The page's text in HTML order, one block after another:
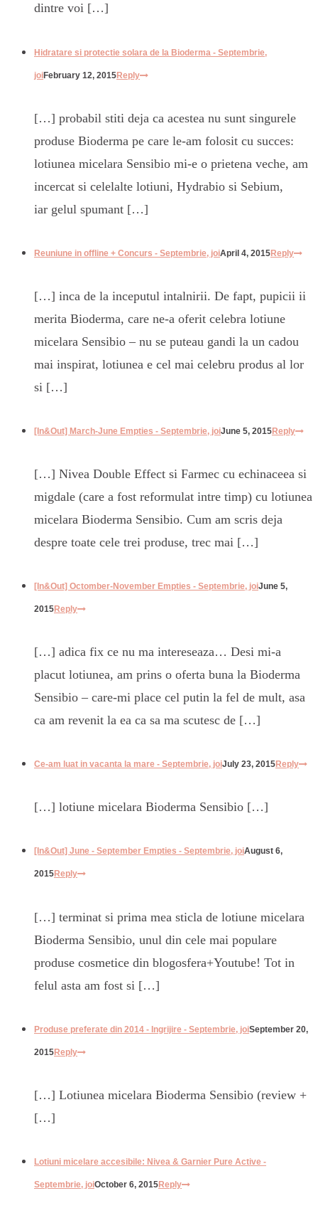
dintre voi […]
Hidratare si protectie solara de la Bioderma - Septembrie,
joiFebruary 12, 2015Reply
[…] probabil stiti deja ca acestea nu sunt singurele
produse Bioderma pe care le-am folosit cu succes:
lotiunea micelara Sensibio mi-e o prietena veche, am
incercat si celelalte lotiuni, Hydrabio si Sebium,
iar gelul spumant […]
Reuniune in offline + Concurs - Septembrie, joiApril 4, 2015Reply
[…] inca de la inceputul intalnirii. De fapt, pupicii ii
merita Bioderma, care ne-a oferit celebra lotiune
micelara Sensibio – nu se puteau gandi la un cadou
mai inspirat, lotiunea e cel mai celebru produs al lor
si […]
[In&Out] March-June Empties - Septembrie, joiJune 5, 2015Reply
[…] Nivea Double Effect si Farmec cu echinaceea si
migdale (care a fost reformulat intre timp) cu lotiunea
micelara Bioderma Sensibio. Cum am scris deja
despre toate cele trei produse, trec mai […]
[In&Out] Octomber-November Empties - Septembrie, joiJune 5,
2015Reply
[…] adica fix ce nu ma intereseaza… Desi mi-a
placut lotiunea, am prins o oferta buna la Bioderma
Sensibio – care-mi place cel putin la fel de mult, asa
ca am revenit la ea ca sa ma scutesc de […]
Ce-am luat in vacanta la mare - Septembrie, joiJuly 23, 2015Reply
[…] lotiune micelara Bioderma Sensibio […]
[In&Out] June - September Empties - Septembrie, joiAugust 6,
2015Reply
[…] terminat si prima mea sticla de lotiune micelara
Bioderma Sensibio, unul din cele mai populare
produse cosmetice din blogosfera+Youtube! Tot in
felul asta am fost si […]
Produse preferate din 2014 - Ingrijire - Septembrie, joiSeptember 20,
2015Reply
[…] Lotiunea micelara Bioderma Sensibio (review +
[…]
Lotiuni micelare accesibile: Nivea & Garnier Pure Active -
Septembrie, joiOctober 6, 2015Reply